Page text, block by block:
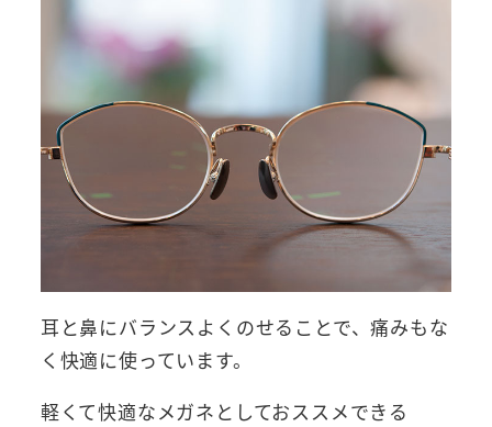
耳と鼻にバランスよくのせることで、痛みもな
く快適に使っています。
軽くて快適なメガネとしておススメできる